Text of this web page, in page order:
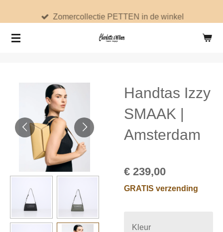
direct
naar
Zomercollectie PETTEN in de winkel
Handtas Izzy
SMAAK |
Amsterdam
€ 239,00
GRATIS verzending
Kleur